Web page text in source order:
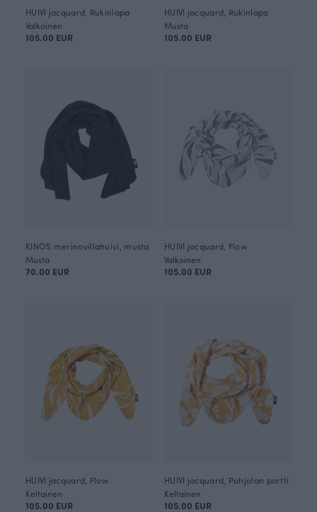
HUIVI jacquard, Rukinlapa
Valkoinen
105.00 EUR
HUIVI jacquard, Rukinlapa
Musta
105.00 EUR
KINOS merinovillahuivi, musta
Musta
70.00 EUR
HUIVI jacquard, Flow
Valkoinen
105.00 EUR
HUIVI jacquard, Flow
Keltainen
105.00 EUR
HUIVI jacquard, Pohjolan portti
Keltainen
105.00 EUR